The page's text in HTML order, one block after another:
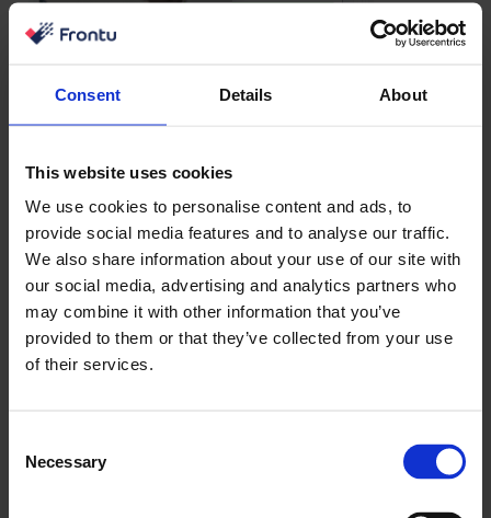
Consent Details About
This website uses cookies
We use cookies to personalise content and ads, to
provide social media features and to analyse our traffic.
We also share information about your use of our site with
our social media, advertising and analytics partners who
may combine it with other information that you’ve
provided to them or that they’ve collected from your use
of their services.
Selection
Necessary